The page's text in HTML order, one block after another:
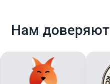
Нам доверяют